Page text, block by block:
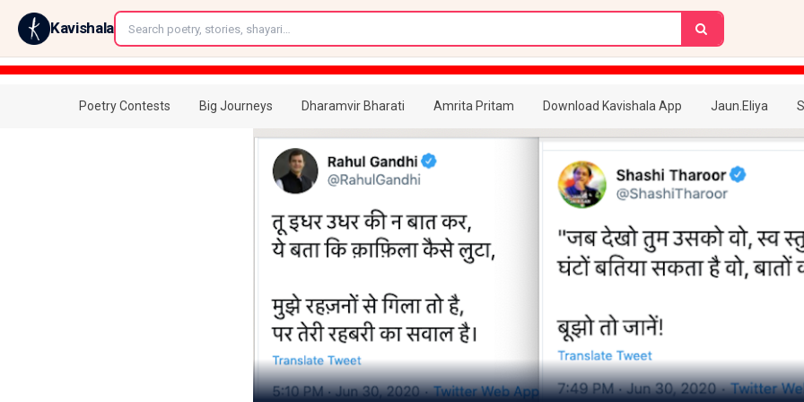
Kavishala
Poetry Contests Big Journeys Dharamvir Bharati Amrita Pritam Download Kavishala App Jaun.Eliya